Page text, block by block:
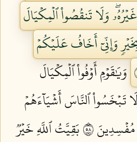
وَلَا تَنقُصُواْ ٱلۡمِكۡيَالَ
وَإِنِّيٓ أَخَافُ عَلَيۡكُمۡ
وَيَٰقَوۡمِ أَوۡفُواْ ٱلۡمِكۡيَالَ
تَبۡخَسُواْ ٱلنَّاسَ أَشۡيَآءَهُمۡ
٨٥
بَقِيَّتُ ٱللَّهِ خَيۡرٞ